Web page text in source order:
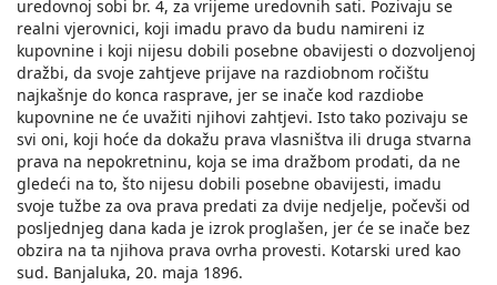
uredovnoj sobi br. 4, za vrijeme uredovnih sati. Pozivaju se
realni vjerovnici, koji imadu pravo da budu namireni iz
kupovnine i koji nijesu dobili posebne obavijesti o dozvoljenoj
dražbi, da svoje zahtjeve prijave na razdiobnom ročištu
najkašnje do konca rasprave, jer se inače kod razdiobe
kupovnine ne će uvažiti njihovi zahtjevi. Isto tako pozivaju se
svi oni, koji hoće da dokažu prava vlasništva ili druga stvarna
prava na nepokretninu, koja se ima dražbom prodati, da ne
gledeći na to, što nijesu dobili posebne obavijesti, imadu
svoje tužbe za ova prava predati za dvije nedjelje, počevši od
posljednjeg dana kada je izrok proglašen, jer će se inače bez
obzira na ta njihova prava ovrha provesti. Kotarski ured kao
sud. Banjaluka, 20. maja 1896.